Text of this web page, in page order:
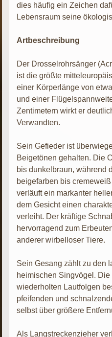
dies häufig ein Zeichen
Lebensraum seine
Artbeschreibung
Der Drosselrohrsänger
ist die größte
einer Körperlänge von
und einer
Zentimetern wirkt er
Verwandten.
Sein Gefieder ist
Beigetönen gehalten. Die
bis dunkelbraun, während
beigefarben bis
verläuft ein markanter
dem Gesicht einen
verleiht. Der kräftige
hervorragend zum
anderer wirbelloser Tiere.
Sein Gesang zählt zu den
heimischen Singvögel.
wiederholten Lautfolgen
pfeifenden und
selbst über größere
Als Langstreckenzieher